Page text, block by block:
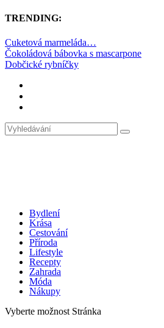
TRENDING:
Cuketová marmeláda…
Čokoládová bábovka s mascarpone
Dobčické rybníčky
Bydlení
Krása
Cestování
Příroda
Lifestyle
Recepty
Zahrada
Móda
Nákupy
Vyberte možnost Stránka